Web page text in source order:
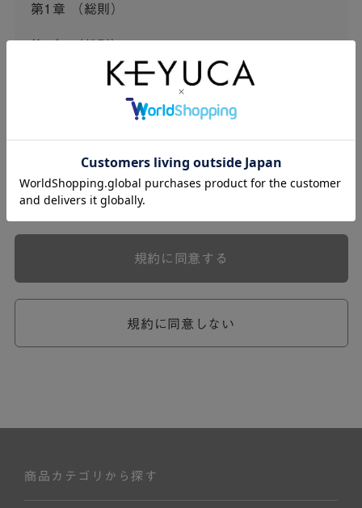
第1章 （総則）
この会員規約（以下「本規約」といいます。）は、河淳株
式会社ケユカ事業部（以下「弊社」といいます。）が提供
する一連のサービスに関し、弊社が次条の定めに従い入会
本規約は、会員と弊社との間のサービスの利用に関わる一
切の関係に適用されるものとします。
弊社が一連のサービスを提供するにあたり、本規約のほ
ら個別規定はその名称のいかんに関わらず、本規約の一部
めが優先されるものとします。
ません。
規約に同意しない
規約に同意する
商品カテゴリから探す